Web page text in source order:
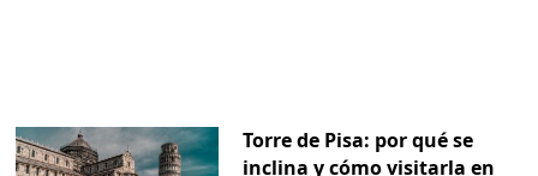
Torre de Pisa: por qué se
inclina y cómo visitarla en